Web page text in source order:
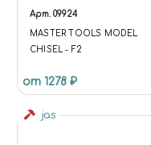
Арт. 09924
MASTER TOOLS MODEL
CHISEL - F2
от 1278 ₽
jas